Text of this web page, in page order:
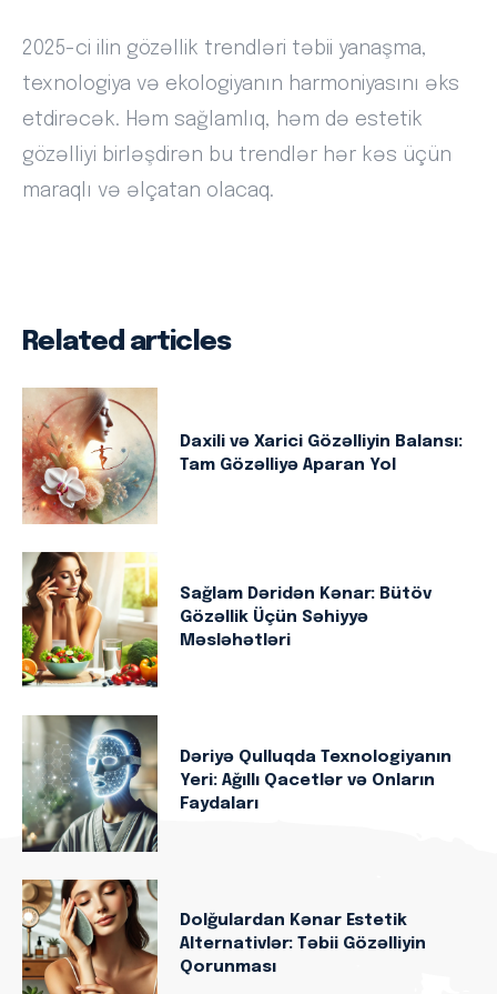
2025-ci ilin gözəllik trendləri təbii yanaşma,
texnologiya və ekologiyanın harmoniyasını əks
etdirəcək. Həm sağlamlıq, həm də estetik
gözəlliyi birləşdirən bu trendlər hər kəs üçün
maraqlı və əlçatan olacaq.
Related articles
Daxili və Xarici Gözəlliyin Balansı:
Tam Gözəlliyə Aparan Yol
Sağlam Dəridən Kənar: Bütöv
Gözəllik Üçün Səhiyyə
Məsləhətləri
Dəriyə Qulluqda Texnologiyanın
Yeri: Ağıllı Qacetlər və Onların
Faydaları
Dolğulardan Kənar Estetik
Alternativlər: Təbii Gözəlliyin
Qorunması